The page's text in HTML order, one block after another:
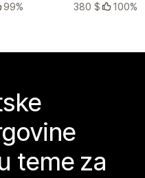
99%
380 $
100%
teme za